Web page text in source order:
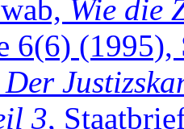
Wie die
6(6) (1995),
Der
3,